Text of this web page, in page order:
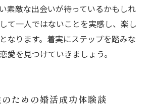
素敵な出会いが待っているかもしれ
て一人ではないことを実感し、楽し
なります。着実にステップを踏みな
愛を見つけていきましょう。
ための婚活成功体験談